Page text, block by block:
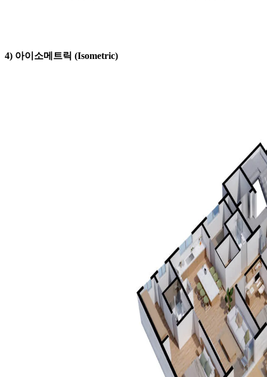
4) 아이소메트릭 (Isometric)